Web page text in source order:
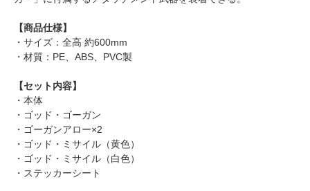
【商品仕様】
・サイズ：全高 約600mm
・材質：PE、ABS、PVC製
【セット内容】
・本体
・ゴッド・ゴーガン
・ゴーガンアロー×2
・ゴッド・ミサイル（黄色）
・ゴッド・ミサイル（白色）
・ステッカーシート